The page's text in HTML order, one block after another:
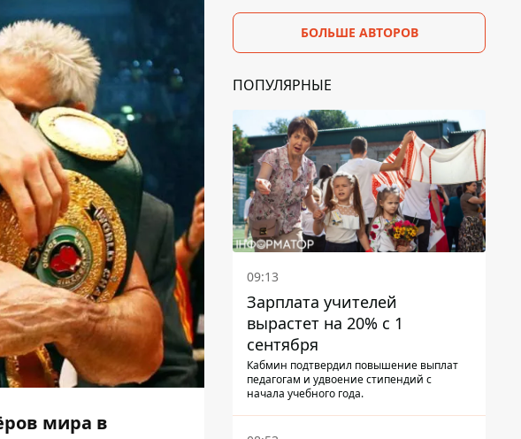
мира в
БОЛЬШЕ АВТОРОВ
ПОПУЛЯРНЫЕ
09:13
Зарплата учителей
вырастет на 20% с 1
сентября
Кабмин подтвердил повышение выплат
педагогам и удвоение стипендий с
начала учебного года.